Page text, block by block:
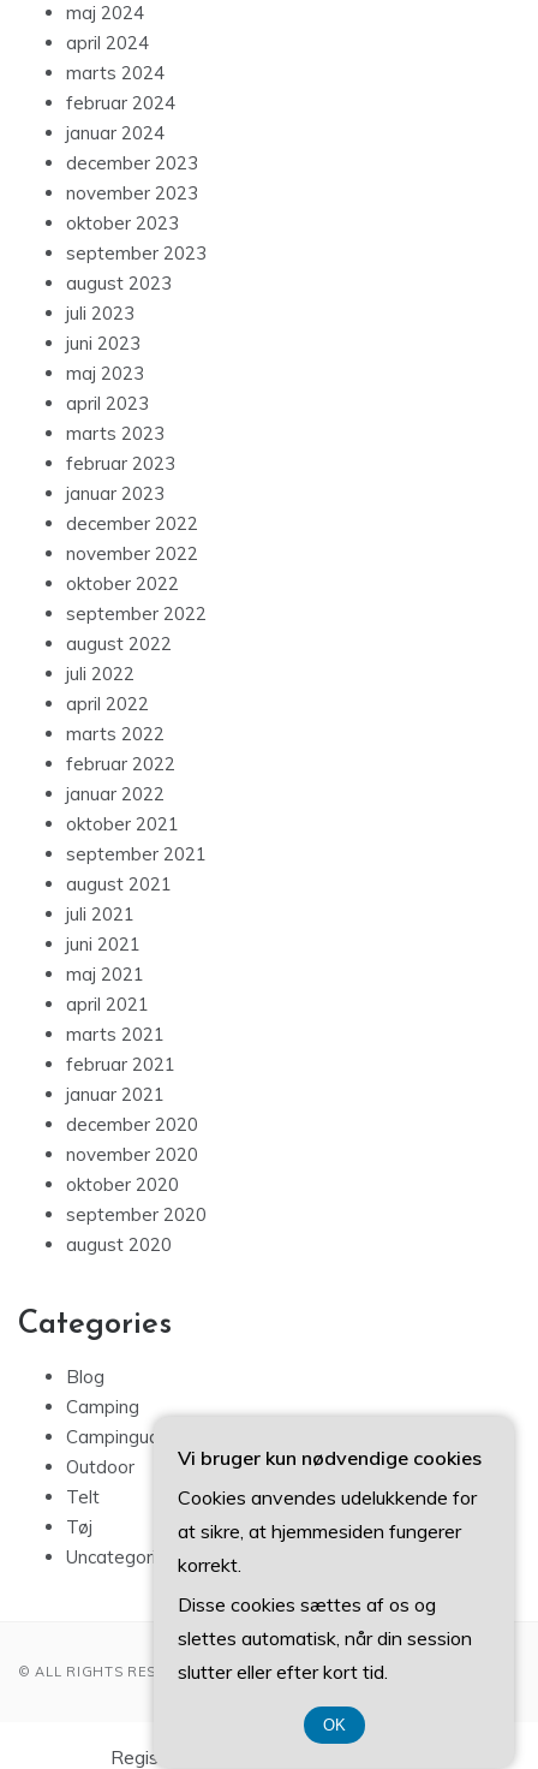
maj 2024
april 2024
marts 2024
februar 2024
januar 2024
december 2023
november 2023
oktober 2023
september 2023
august 2023
juli 2023
juni 2023
maj 2023
april 2023
marts 2023
februar 2023
januar 2023
december 2022
november 2022
oktober 2022
september 2022
august 2022
juli 2022
april 2022
marts 2022
februar 2022
januar 2022
oktober 2021
september 2021
august 2021
juli 2021
juni 2021
maj 2021
april 2021
marts 2021
februar 2021
januar 2021
december 2020
november 2020
oktober 2020
september 2020
august 2020
Categories
Blog
Camping
Campingudstyr
Outdoor
Telt
Tøj
Uncategorized
© ALL RIGHTS RESERVED 2022
Registreringsnummer DK 3740 7739
Vi bruger kun nødvendige cookies
Cookies anvendes udelukkende for
at sikre, at hjemmesiden fungerer
korrekt.
Disse cookies sættes af os og
slettes automatisk, når din session
slutter eller efter kort tid.
OK